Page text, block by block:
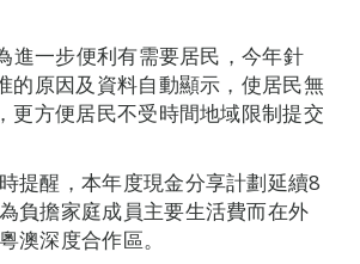
進一步便利有需要居民，今年針
的原因及資料自動顯示，使居民無
更方便居民不受時間地域限制提交
提醒，本年度現金分享計劃延續8
負擔家庭成員主要生活費而在外
澳深度合作區。